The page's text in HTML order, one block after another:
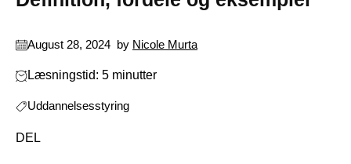
August 28, 2024 by Nicole Murta
Læsningstid: 5 minutter
Uddannelsesstyring
DEL